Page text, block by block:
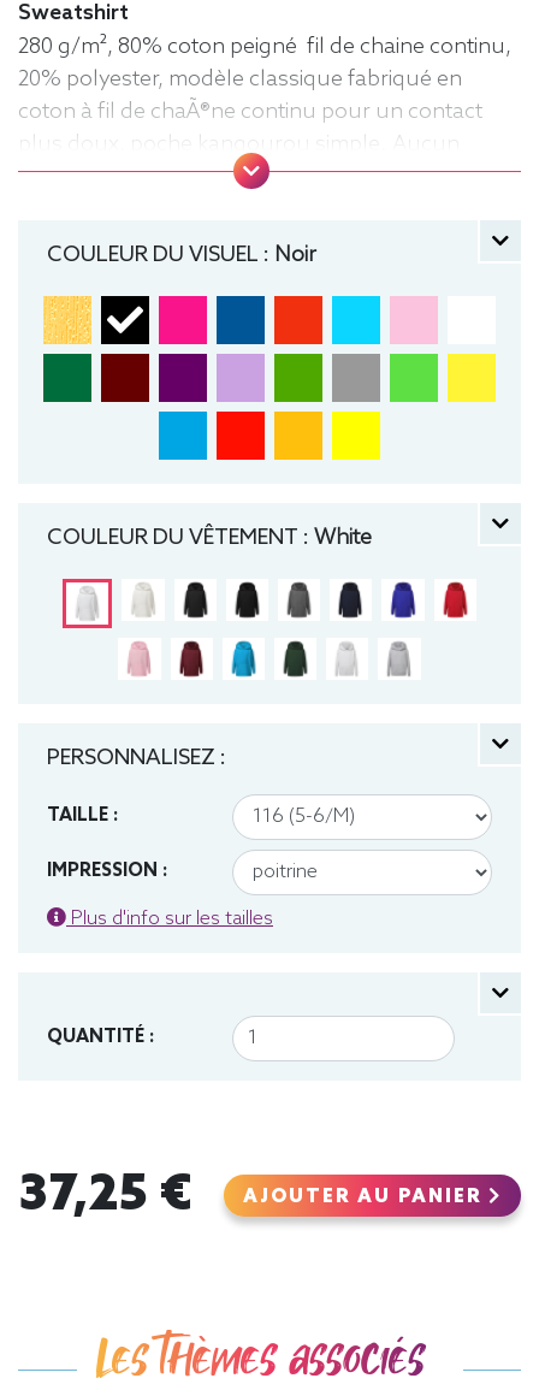
Sweatshirt
280 g/m², 80% coton peigné fil de chaine continu,
20% polyester, modèle classique fabriqué en
coton à fil de chaÃ®ne continu pour un contact
plus doux, poche kangourou simple. Aucun
cordon de serrage sur les modèles enfants. .
140 (9-10 ans), 152 (11-12 ans) manche longue,
COULEUR DU VISUEL : Noir
COULEUR DU VÊTEMENT : White
PERSONNALISEZ :
TAILLE :
IMPRESSION :
Plus d'info sur les tailles
QUANTITÉ :
37,25 € AJOUTER AU PANIER
Les thèmes associés